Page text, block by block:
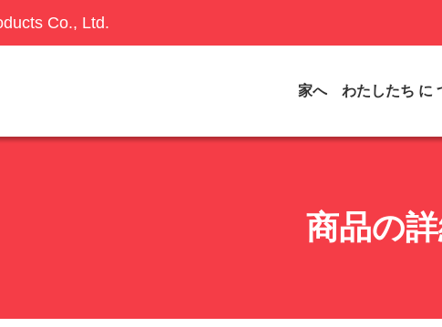
Co., Ltd.
家へ
商品の詳